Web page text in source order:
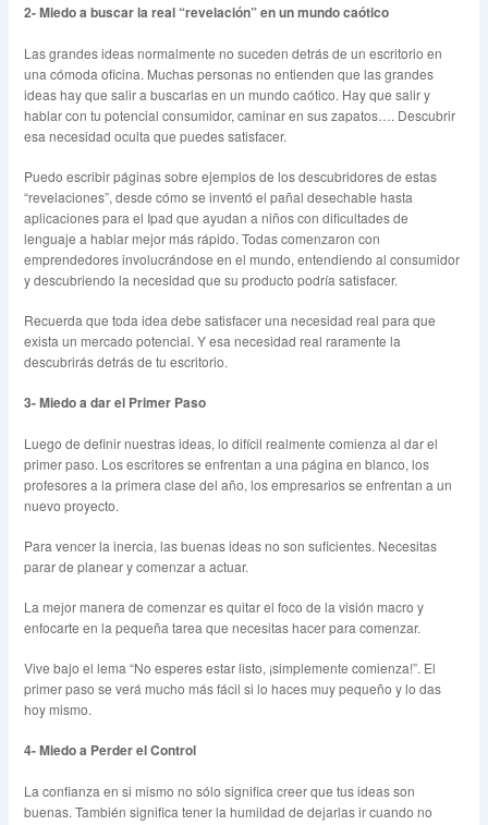
2-Miedo a buscar la real “revelación” en un mundo caótico
Las grandes ideas normalmente no suceden detrás de un escritorio en
una cómoda oficina. Muchas personas no entienden que las grandes
ideas hay que salir a buscarlas en un mundo caótico. Hay que salir y
hablar con tu potencial consumidor, caminar en sus zapatos…. Descubrir
esa necesidad oculta que puedes satisfacer.
Puedo escribir páginas sobre ejemplos de los descubridores de estas
“revelaciones”, desde cómo se inventó el pañal desechable hasta
aplicaciones para el Ipad que ayudan a niños con dificultades de
lenguaje a hablar mejor más rápido. Todas comenzaron con
emprendedores involucrándose en el mundo, entendiendo al consumidor
y descubriendo la necesidad que su producto podría satisfacer.
Recuerda que toda idea debe satisfacer una necesidad real para que
exista un mercado potencial. Y esa necesidad real raramente la
descubrirás detrás de tu escritorio.
3-Miedo a dar el Primer Paso
Luego de definir nuestras ideas, lo difícil realmente comienza al dar el
primer paso. Los escritores se enfrentan a una página en blanco, los
profesores a la primera clase del año, los empresarios se enfrentan a un
nuevo proyecto.
Para vencer la inercia, las buenas ideas no son suficientes. Necesitas
parar de planear y comenzar a actuar.
La mejor manera de comenzar es quitar el foco de la visión macro y
enfocarte en la pequeña tarea que necesitas hacer para comenzar.
Vive bajo el lema “No esperes estar listo, ¡simplemente comienza!”. El
primer paso se verá mucho más fácil si lo haces muy pequeño y lo das
hoy mismo.
4-Miedo a Perder el Control
La confianza en si mismo no sólo significa creer que tus ideas son
buenas. También significa tener la humildad de dejarlas ir cuando no